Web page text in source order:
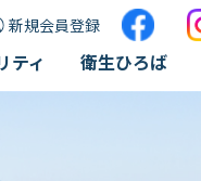
新規会員登録
ティ 衛生ひろば